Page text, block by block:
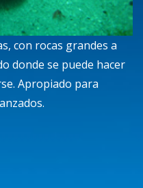
con rocas grandes a
donde se puede hacer
Apropiado para